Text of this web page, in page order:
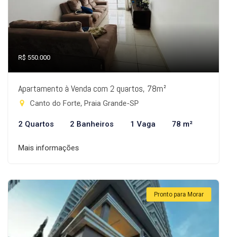
R$ 550.000
Apartamento à Venda com 2 quartos, 78m²
Canto do Forte, Praia Grande-SP
2 Quartos 2 Banheiros 1 Vaga 78 m²
Mais informações
Pronto para Morar